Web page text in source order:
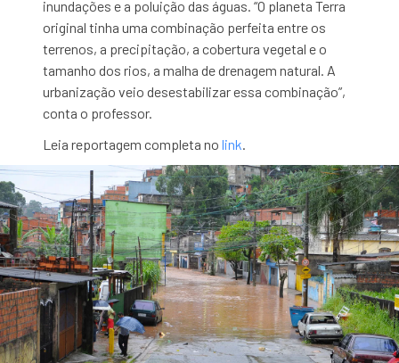
inundações e a poluição das águas. “O planeta Terra
original tinha uma combinação perfeita entre os
terrenos, a precipitação, a cobertura vegetal e o
tamanho dos rios, a malha de drenagem natural. A
urbanização veio desestabilizar essa combinação”,
conta o professor.
Leia reportagem completa nolink.